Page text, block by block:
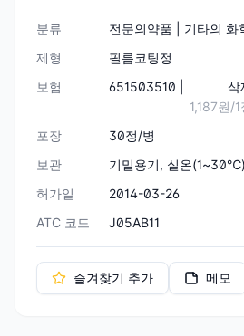
분류
전문의약품 | 기타의
제형
필름코팅정
보험
651503510 | 삭
1,187원/1
포장
30정/병
보관
기밀용기, 실온
허가일
2014-03-26
ATC 코드
J05AB11
즐겨찾기 추가 메모